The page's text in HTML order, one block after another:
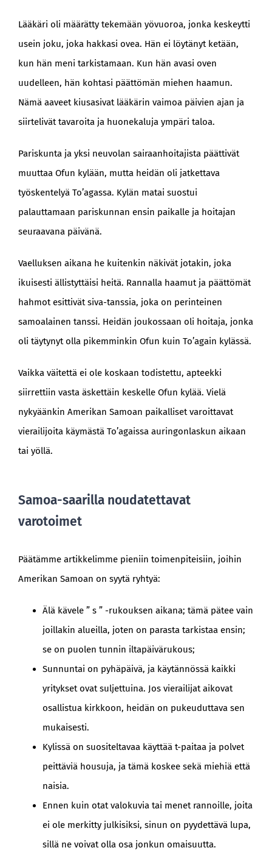
Lääkäri oli määrätty tekemään yövuoroa, jonka keskeytti
usein joku, joka hakkasi ovea. Hän ei löytänyt ketään,
kun hän meni tarkistamaan. Kun hän avasi oven
uudelleen, hän kohtasi päättömän miehen haamun.
Nämä aaveet kiusasivat lääkärin vaimoa päivien ajan ja
siirtelivät tavaroita ja huonekaluja ympäri taloa.
Pariskunta ja yksi neuvolan sairaanhoitajista päättivät
muuttaa Ofun kylään, mutta heidän oli jatkettava
työskentelyä To’agassa. Kylän matai suostui
palauttamaan pariskunnan ensin paikalle ja hoitajan
seuraavana päivänä.
Vaelluksen aikana he kuitenkin näkivät jotakin, joka
ikuisesti ällistyttäisi heitä. Rannalla haamut ja päättömät
hahmot esittivät siva-tanssia, joka on perinteinen
samoalainen tanssi. Heidän joukossaan oli hoitaja, jonka
oli täytynyt olla pikemminkin Ofun kuin To’again kylässä.
Vaikka väitettä ei ole koskaan todistettu, apteekki
siirrettiin vasta äskettäin keskelle Ofun kylää. Vielä
nykyäänkin Amerikan Samoan paikalliset varoittavat
vierailijoita käymästä To’agaissa auringonlaskun aikaan
tai yöllä.
Samoa-saarilla noudatettavat
varotoimet
Päätämme artikkelimme pieniin toimenpiteisiin, joihin
Amerikan Samoan on syytä ryhtyä:
Älä kävele ” s ” -rukouksen aikana; tämä pätee vain
joillakin alueilla, joten on parasta tarkistaa ensin;
se on puolen tunnin iltapäivärukous;
Sunnuntai on pyhäpäivä, ja käytännössä kaikki
yritykset ovat suljettuina. Jos vierailijat aikovat
osallistua kirkkoon, heidän on pukeuduttava sen
mukaisesti.
Kylissä on suositeltavaa käyttää t-paitaa ja polvet
peittäviä housuja, ja tämä koskee sekä miehiä että
naisia.
Ennen kuin otat valokuvia tai menet rannoille, joita
ei ole merkitty julkisiksi, sinun on pyydettävä lupa,
sillä ne voivat olla osa jonkun omaisuutta.